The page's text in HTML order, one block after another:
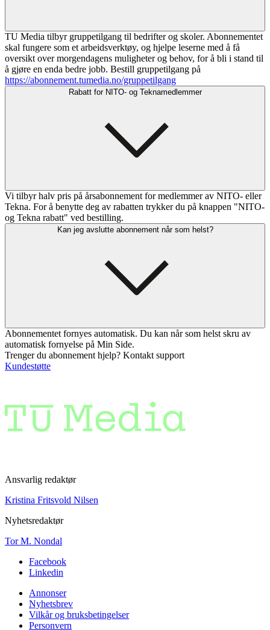
TU Media tilbyr gruppetilgang til bedrifter og skoler. Abonnementet
skal fungere som et arbeidsverktøy, og hjelpe leserne med å få
oversikt over morgendagens muligheter og behov, for å bli i stand til
å gjøre en enda bedre jobb. Bestill gruppetilgang på
https://abonnement.tumedia.no/gruppetilgang
Rabatt for NITO- og Teknamedlemmer
Vi tilbyr halv pris på årsabonnement for medlemmer av NITO- eller
Tekna. For å benytte deg av rabatten trykker du på knappen "NITO-
og Tekna rabatt" ved bestilling.
Kan jeg avslutte abonnement når som helst?
Abonnementet fornyes automatisk. Du kan når som helst skru av
automatisk fornyelse på Min Side.
Trenger du abonnement hjelp? Kontakt support
Kundestøtte
Ansvarlig redaktør
Kristina Fritsvold Nilsen
Nyhetsredaktør
Tor M. Nondal
Facebook
Linkedin
Annonser
Nyhetsbrev
Vilkår og bruksbetingelser
Personvern